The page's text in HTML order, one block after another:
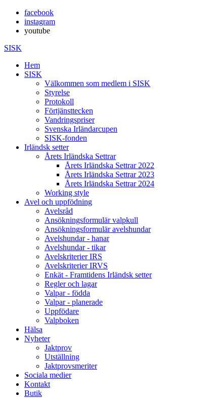
facebook
instagram
youtube
SISK
Hem
SISK
Välkommen som medlem i SISK
Styrelse
Protokoll
Förtjänsttecken
Vandringspriser
Svenska Irländarcupen
SISK-fonden
Irländsk setter
Årets Irländska Settrar
Årets Irländska Settrar 2022
Årets Irländska Settrar 2023
Årets Irländska Settrar 2024
Working style
Avel och uppfödning
Avelsråd
Ansökningsformulär valpkull
Ansökningsformulär avelshundar
Avelshundar - hanar
Avelshundar - tikar
Avelskriterier IRS
Avelskriterier IRVS
Enkät - Framtidens Irländsk setter
Regler och lagar
Valpar - födda
Valpar - planerade
Uppfödare
Valpboken
Hälsa
Nyheter
Jaktprov
Utställning
Jaktprovsmeriter
Sociala medier
Kontakt
Butik